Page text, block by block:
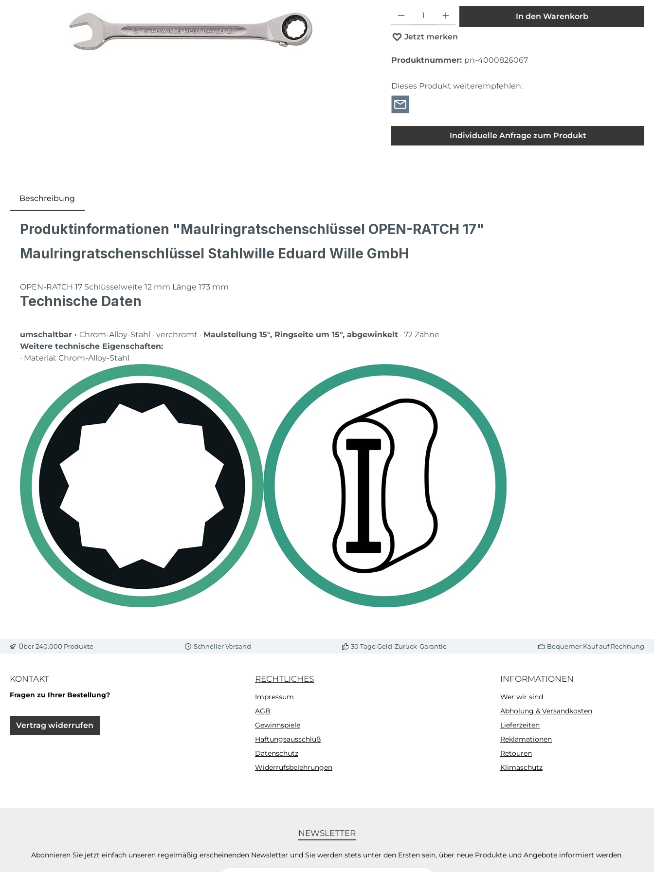
Produkt Anzahl: Gib den gewünschten Wert ein oder benutze die
In den Warenkorb
Jetzt merken
Produktnummer: pn-4000826067
Dieses Produkt weiterempfehlen:
Individuelle Anfrage zum Produkt
Beschreibung
Produktinformationen "Maulringratschenschlüssel OPEN-RATCH 17"
Maulringratschenschlüssel Stahlwille Eduard Wille GmbH
OPEN-RATCH 17 Schlüsselweite 12 mm Länge 173 mm
Technische Daten
umschaltbar · Chrom-Alloy-Stahl · verchromt · Maulstellung 15°, Ringseite um 15°, abgewinkelt · 72 Zähne
Weitere technische Eigenschaften:
· Material: Chrom-Alloy-Stahl
Über 240.000 Produkte Schneller Versand 30 Tage Geld-Zurück-Garantie Bequemer Kauf auf Rechnung
KONTAKT
Fragen zu Ihrer Bestellung?
Vertrag widerrufen
RECHTLICHES
Impressum
AGB
Gewinnspiele
Haftungsausschluß
Datenschutz
Widerrufsbelehrungen
INFORMATIONEN
Wer wir sind
Abholung & Versandkosten
Lieferzeiten
Reklamationen
Retouren
Klimaschutz
NEWSLETTER
Abonnieren Sie jetzt einfach unseren regelmäßig erscheinenden Newsletter und Sie werden stets unter den Ersten sein, über neue Produkte und Angebote informiert werden.